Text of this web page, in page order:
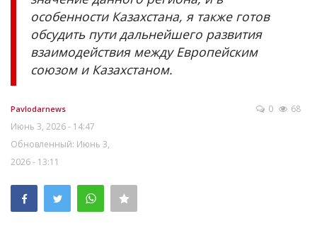
особенности Казахстана, я также готов
обсудить пути дальнейшего развития
взаимодействия между Европейским
союзом и Казахстаном.
Pavlodarnews
Июнь 3, 2026 - 14:47
Обновленный: Июнь 3,
2026 - 13:11
0 68